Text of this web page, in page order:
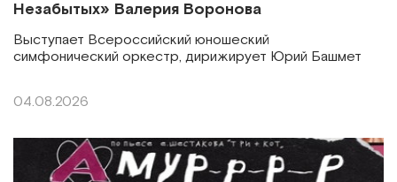
Незабытых» Валерия Воронова
Выступает Всероссийский юношеский
симфонический оркестр, дирижирует Юрий Башмет
04.08.2026